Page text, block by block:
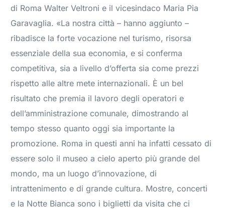
di Roma Walter Veltroni e il vicesindaco Maria Pia
Garavaglia. «La nostra città – hanno aggiunto –
ribadisce la forte vocazione nel turismo, risorsa
essenziale della sua economia, e si conferma
competitiva, sia a livello d’offerta sia come prezzi
rispetto alle altre mete internazionali. È un bel
risultato che premia il lavoro degli operatori e
dell’amministrazione comunale, dimostrando al
tempo stesso quanto oggi sia importante la
promozione. Roma in questi anni ha infatti cessato di
essere solo il museo a cielo aperto più grande del
mondo, ma un luogo d’innovazione, di
intrattenimento e di grande cultura. Mostre, concerti
e la Notte Bianca sono i biglietti da visita che ci